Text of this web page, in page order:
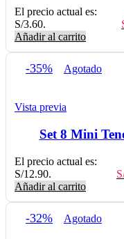
El precio actual es:
S/3.60.
Añadir al carrito
-35% Agotado
Vista previa
Set 8 Mini
El precio actual es:
S/12.90.
Añadir al carrito
-32% Agotado